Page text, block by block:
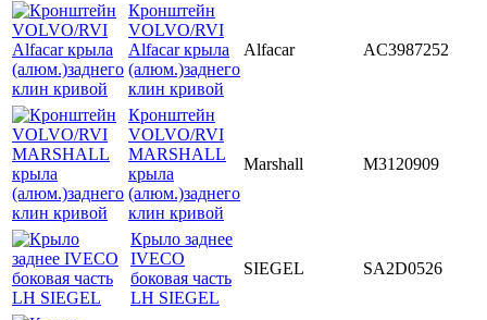
Кронштейн
VOLVO/RVI
Alfacar крыла
(алюм.)заднего
клин кривой
Alfacar AC3987252
Кронштейн
VOLVO/RVI
MARSHALL
крыла
(алюм.)заднего
клин кривой
Marshall M3120909
Крыло заднее
IVECO
боковая часть
LH SIEGEL
SIEGEL SA2D0526